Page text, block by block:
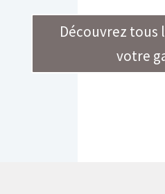
Découvrez tous
votre